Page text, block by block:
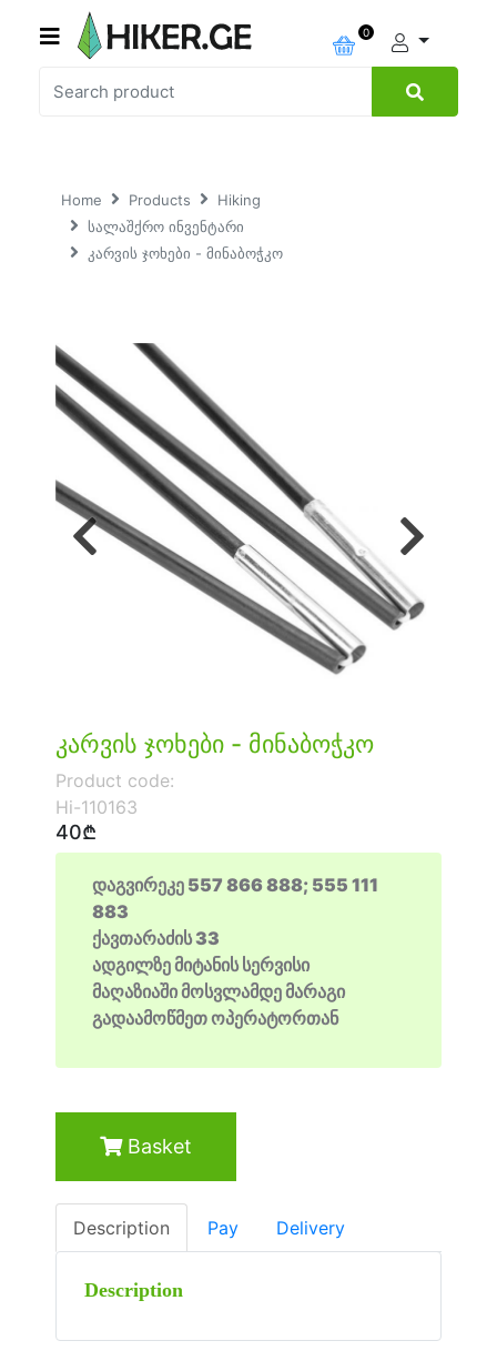
0
Home Products
Hiking
სალაშქრო ინვენტარი
კარვის ჯოხები - მინაბოჭკო
Previous Next
კარვის ჯოხები - მინაბოჭკო
Product code:
Hi-110163
40₾
დაგვირეკე 557 866 888; 555 111
883
ქავთარაძის 33
ადგილზე მიტანის სერვისი
მაღაზიაში მოსვლამდე მარაგი
გადაამოწმეთ ოპერატორთან
Basket
Description Pay Delivery
Description